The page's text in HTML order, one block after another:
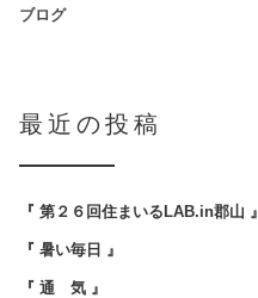
ブログ
最近の投稿
『 第２６回住まいるLAB.in郡山 』
『 暑い毎日 』
『 通 気 』